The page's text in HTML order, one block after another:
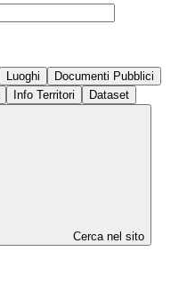
Luoghi
Documenti Pubblici
Info Territori Dataset
Cerca nel sito